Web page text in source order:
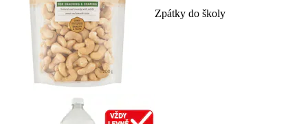
Zpátky do školy